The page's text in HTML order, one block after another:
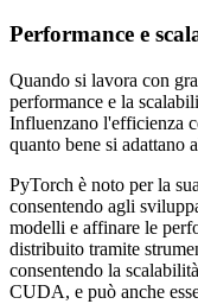
Performance e
Quando si lavora con
performance e la
Influenzano l'efficienza
quanto bene si adattano
PyTorch è noto per la
consentendo agli
modelli e affinare le
distribuito tramite
consentendo la
CUDA, e può anche